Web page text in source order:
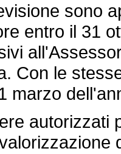
sono
entro il 31
Con le
marzo
autorizzati